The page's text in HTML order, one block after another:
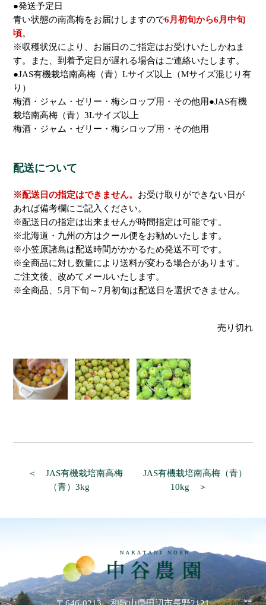
●発送予定日
青い状態の南高梅をお届けしますので6月初旬から6月中旬
頃。
※収穫状況により、お届日のご指定はお受けいたしかねま
す。また、到着予定日が遅れる場合はご連絡いたします。
●JAS有機栽培南高梅（青）Lサイズ以上（Mサイズ混じり有
り）
梅酒・ジャム・ゼリー・梅シロップ用・その他用●JAS有機
栽培南高梅（青）3Lサイズ以上
梅酒・ジャム・ゼリー・梅シロップ用・その他用
配送について
※配送日の指定はできません。 お受け取りができない日が
あれば備考欄にご記入ください。
※配送日の指定は出来ませんが時間指定は可能です。
※北海道・九州の方はクール便をお勧めいたします。
※小笠原諸島は配送時間がかかるため発送不可です。
※全商品に対し数量により送料が変わる場合があります。
ご注文後、改めてメールいたします。
※全商品、5月下旬～7月初旬は配送日を選択できません。
売り切れ
＜ JAS有機栽培南高梅
（青）3kg
JAS有機栽培南高梅（青）
10kg ＞